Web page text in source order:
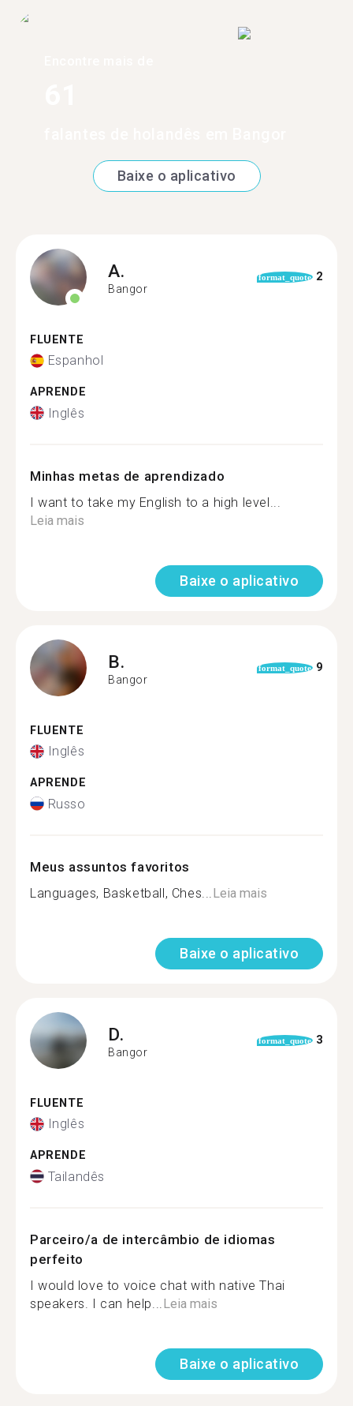
Baixe o aplicativo
A.
Bangor
format_quote 2
FLUENTE
Espanhol
APRENDE
Inglês
Minhas metas de aprendizado
I want to take my English to a high level...
Leia mais
Baixe o aplicativo
B.
Bangor
format_quote 9
FLUENTE
Inglês
APRENDE
Russo
Meus assuntos favoritos
Languages, Basketball, Ches... Leia mais
Baixe o aplicativo
D.
Bangor
format_quote 3
FLUENTE
Inglês
APRENDE
Tailandês
Parceiro/a de intercâmbio de idiomas
perfeito
I would love to voice chat with native Thai
speakers. I can help... Leia mais
Baixe o aplicativo